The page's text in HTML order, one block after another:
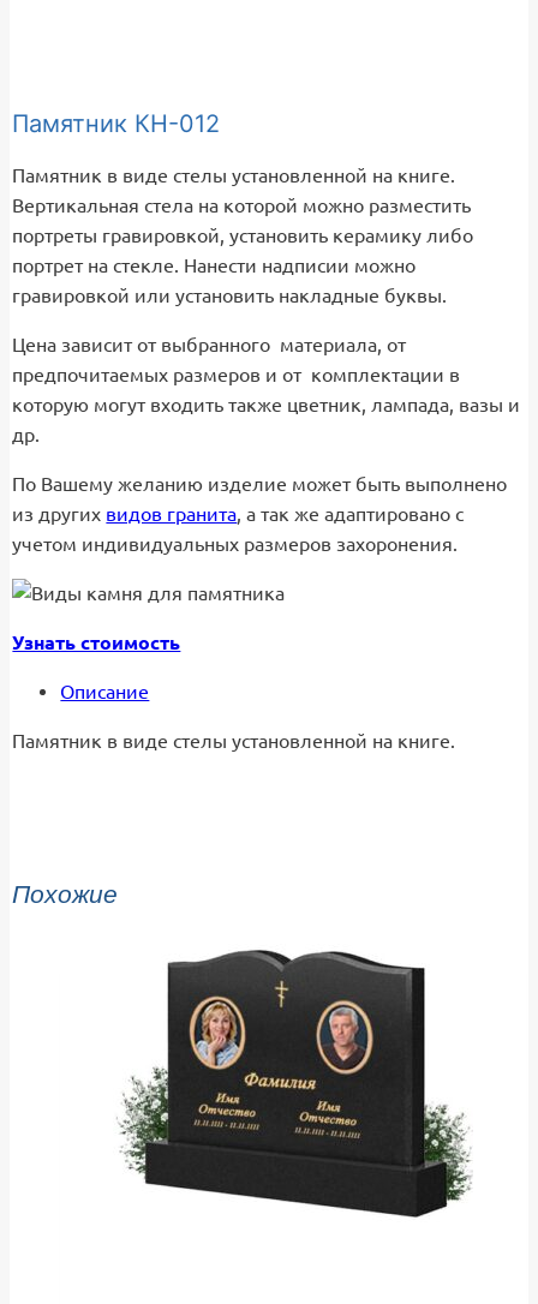
Памятник КН-012
Памятник в виде стелы установленной на книге.
Вертикальная стела на которой можно разместить
портреты гравировкой, установить керамику либо
портрет на стекле. Нанести надписии можно
гравировкой или установить накладные буквы.
Цена зависит от выбранного материала, от
предпочитаемых размеров и от комплектации в
которую могут входить также цветник, лампада, вазы и
др.
По Вашему желанию изделие может быть выполнено
из других видов гранита, а так же адаптировано с
учетом индивидуальных размеров захоронения.
Узнать стоимость
Описание
Памятник в виде стелы установленной на книге.
Похожие